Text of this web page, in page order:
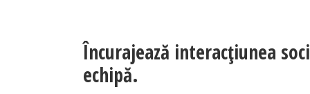
Încurajează interacțiunea
echipă.